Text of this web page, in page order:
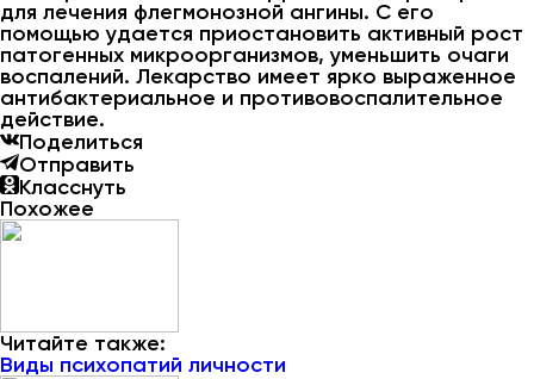
для лечения флегмонозной ангины. С его
помощью удается приостановить активный рост
патогенных микроорганизмов, уменьшить очаги
воспалений. Лекарство имеет ярко выраженное
антибактериальное и противовоспалительное
действие.
Поделиться
Отправить
Класснуть
Похожее
Читайте также:
Виды психопатий личности